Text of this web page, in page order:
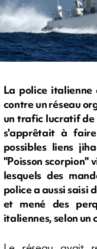
La police
contre un réseau
un trafic lucratif
s'apprêtait à
possibles liens
"Poisson scorpion"
lesquels des
police a aussi saisi
et mené des
italiennes, selon un